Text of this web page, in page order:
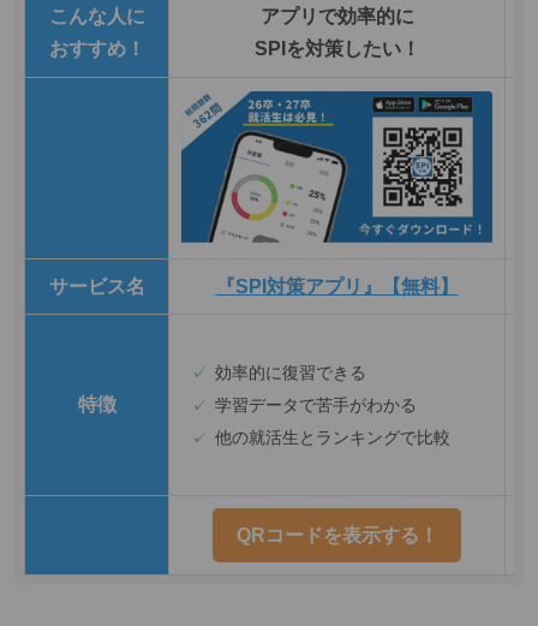
こんな人に
おすすめ！
アプリで効率的に
SPIを対策したい！
サービス名 『SPI対策アプリ』【無料】
特徴
効率的に復習できる
学習データで苦手がわかる
他の就活生とランキングで比較
QRコードを表示する！